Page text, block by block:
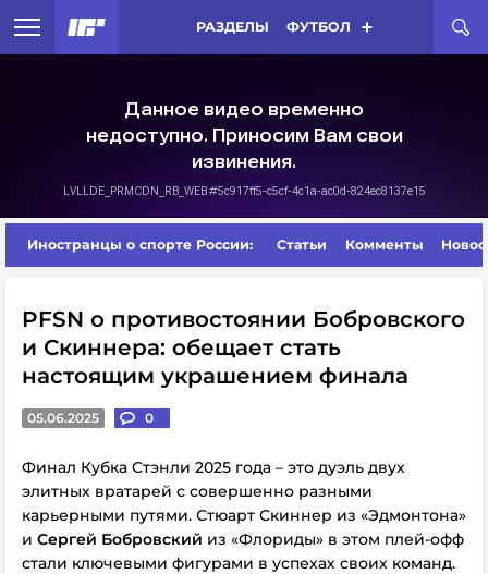
РАЗДЕЛЫ ФУТБОЛ
Иностранцы о спорте России: Статьи Комменты
PFSN о противостоянии Бобровского
и Скиннера: обещает стать
настоящим украшением финала
05.06.2025 0
Финал Кубка Стэнли 2025 года – это дуэль двух
элитных вратарей с совершенно разными
карьерными путями. Стюарт Скиннер из «Эдмонтона»
и Сергей Бобровский из «Флориды» в этом плей-офф
стали ключевыми фигурами в успехах своих команд.